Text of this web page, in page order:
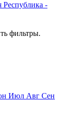
Республика -
фильтры.
Июл Авг Сен